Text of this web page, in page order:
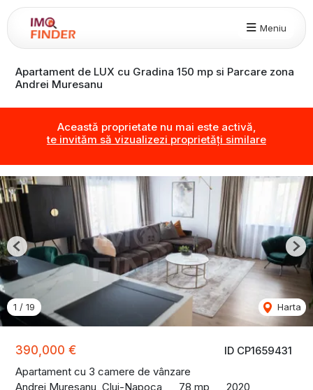
Meniu
Apartament de LUX cu Gradina 150 mp si Parcare zona
Andrei Muresanu
Această proprietate nu mai este activă,
te invităm să vizualizezi proprietăți similare
ID CP1659431
390,000 €
Apartament cu 3 camere de vânzare
Andrei Muresanu, Cluj-Napoca
78 mp 2020
1 / 19 Harta
Previous